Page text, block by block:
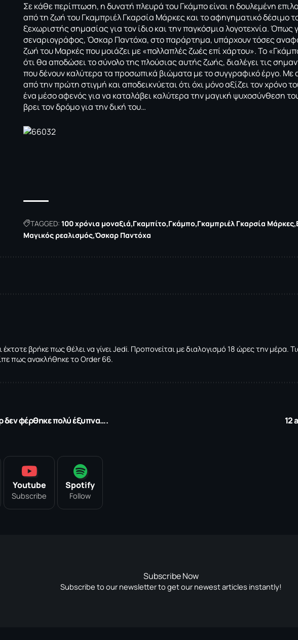
Σε κάθε περίπτωση, η δυνατή πλευρά του Γκάμπο είναι η δουλεμένη
από τη ζωή του Γκαμπριέλ Γκαρσία Μάρκες και το αφηγηματικό δέσιμο
ξεχωριστής σημασίας για τον ίδιο και την παγκόσμια λογοτεχνία. Όπως
σεναριογράφος, Όσκαρ Παντόχα, στο παράρτημα, υπάρχουν τόσες
ζωή του Μαρκές που μοιάζει με «πολλαπλές ζωές επί χάρτου». Το
ότι θα αποδώσει το σύνολο της πλούσιας αυτής ζωής, διαλέγει τις
που δένουν καλύτερα τα προσωπικά βιώματα με το συγγραφικό έργο. Με
από την πρώτη στιγμή και αποδεικνύεται ότι όχι μόνο αξίζει τον χρόνο
ένα μέσο αφενός για να καταλάβει καλύτερα την μαγική ψυχοσύνθεση
βρει τον δρόμο για την δική του…
TAGGED: 100 χρόνια μοναξιά Γκαμπίτο Γκάμπο Γκαμπριέλ Γκαρσία Μάρκες
Μαγικός ρεαλισμός Όσκαρ Παντόχα
βρήκε πως θέλει να γίνει Jedi. Προπονείται με διαλογισμό 18 ώρες την
πως ανακλήθηκε το Order 66.
δεν φέρθηκε πολύ έξυπνα…. 12
Youtube
Subscribe
Spotify
Follow
Subscribe Now
Subscribe to our newsletter to get our newest articles instantly!